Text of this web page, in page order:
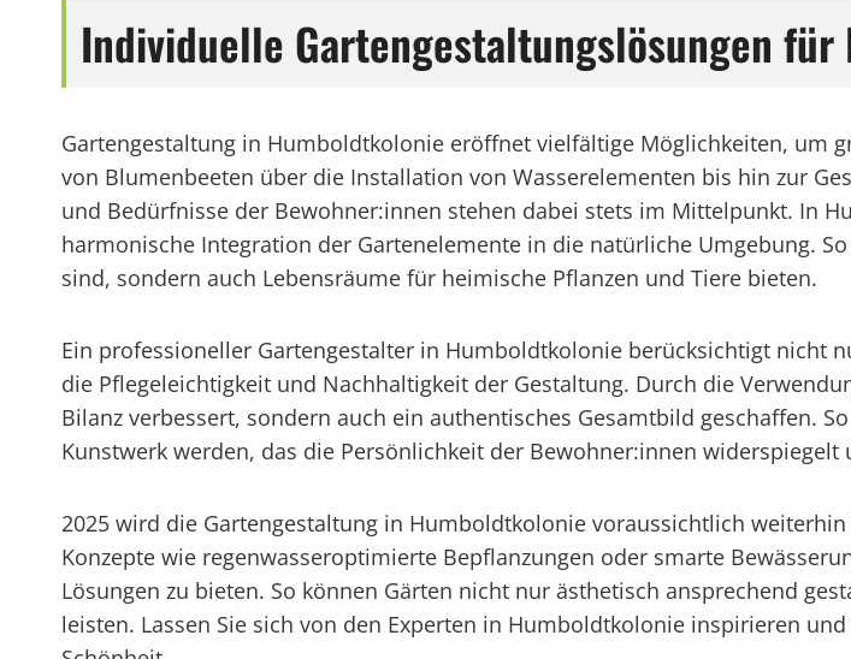
Individuelle Gartengestaltungslösungen
Gartengestaltung in Humboldtkolonie eröffnet vielfältige Möglichkeiten, um
von Blumenbeeten über die Installation von Wasserelementen bis hin zur
und Bedürfnisse der Bewohner:innen stehen dabei stets im Mittelpunkt. In
harmonische Integration der Gartenelemente in die natürliche Umgebung.
sind, sondern auch Lebensräume für heimische Pflanzen und Tiere bieten.
Ein professioneller Gartengestalter in Humboldtkolonie berücksichtigt nicht
die Pflegeleichtigkeit und Nachhaltigkeit der Gestaltung. Durch die
Bilanz verbessert, sondern auch ein authentisches Gesamtbild geschaffen.
Kunstwerk werden, das die Persönlichkeit der Bewohner:innen
2025 wird die Gartengestaltung in Humboldtkolonie voraussichtlich
Konzepte wie regenwasseroptimierte Bepflanzungen oder smarte
Lösungen zu bieten. So können Gärten nicht nur ästhetisch ansprechend
leisten. Lassen Sie sich von den Experten in Humboldtkolonie inspirieren